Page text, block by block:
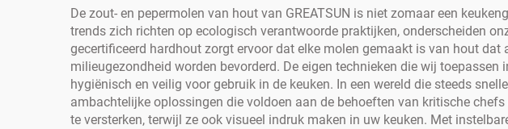
De zout- en pepermolen van hout van GREATSUN is niet zomaar een
trends zich richten op ecologisch verantwoorde praktijken, onderscheiden
gecertificeerd hardhout zorgt ervoor dat elke molen gemaakt is van hout
milieugezondheid worden bevorderd. De eigen technieken die wij
hygiënisch en veilig voor gebruik in de keuken. In een wereld die steeds
ambachtelijke oplossingen die voldoen aan de behoeften van kritische
te versterken, terwijl ze ook visueel indruk maken in uw keuken. Met